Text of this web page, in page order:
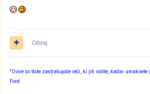
Citiraj
"Ovire so tiste zastrašujoče reči, ki jih vidite, kadar
Ford